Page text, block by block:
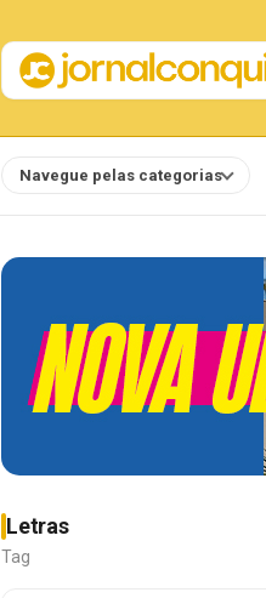
Navegue pelas categorias
Letras
Tag